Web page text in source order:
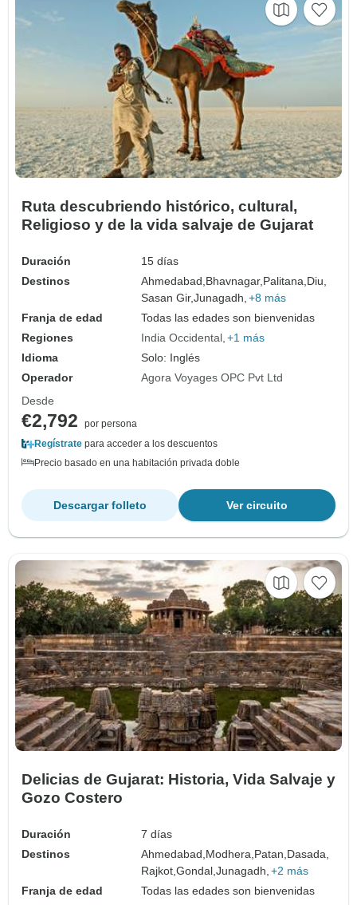
Ruta descubriendo histórico, cultural,
Religioso y de la vida salvaje de Gujarat
Duración
15 días
Destinos
Ahmedabad, Bhavnagar, Palitana, Diu,
Sasan Gir,Junagadh, +8 más
Franja de edad
Todas las edades son bienvenidas
Regiones
India Occidental +1 más
Idioma
Solo: Inglés
Operador
Agora Voyages OPC Pvt Ltd
Desde
€2,792
por persona
Regístrate para acceder a los descuentos
Precio basado en una habitación privada doble
Ver circuito
Descargar folleto
Delicias de Gujarat: Historia, Vida Salvaje y
Gozo Costero
Duración
7 días
Destinos
Ahmedabad, Modhera, Patan, Dasada,
Rajkot,Gondal,Junagadh, +2 más
Franja de edad
Todas las edades son bienvenidas